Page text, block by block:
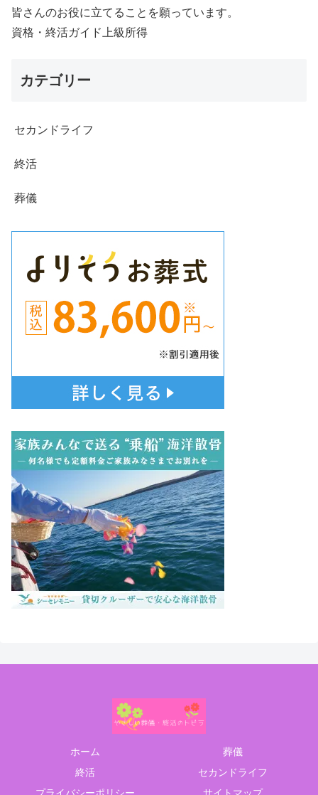
皆さんのお役に立てることを願っています。
資格・終活ガイド上級所得
カテゴリー
セカンドライフ
終活
葬儀
ホーム
葬儀
終活
セカンドライフ
プライバシーポリシー
サイトマップ